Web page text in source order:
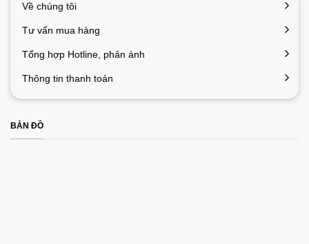
Về chúng tôi
Tư vấn mua hàng
Tổng hợp Hotline, phản ánh
Thông tin thanh toán
BẢN ĐỒ